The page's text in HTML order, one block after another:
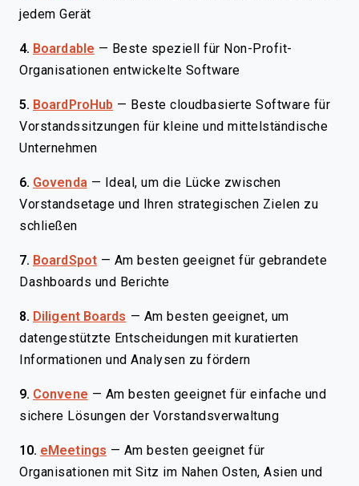
jedem Gerät
4. Boardable — Beste speziell für Non-Profit-
Organisationen entwickelte Software
5. BoardProHub — Beste cloudbasierte Software für
Vorstandssitzungen für kleine und mittelständische
Unternehmen
6. Govenda —
Ideal, um die Lücke zwischen
Vorstandsetage und Ihren strategischen Zielen zu
schließen
7. BoardSpot — Am besten geeignet für gebrandete
Dashboards und Berichte
8. Diligent Boards — Am besten geeignet, um
datengestützte Entscheidungen mit kuratierten
Informationen und Analysen zu fördern
9. Convene — Am besten geeignet für einfache und
sichere Lösungen der Vorstandsverwaltung
10. eMeetings — Am besten geeignet für
Organisationen mit Sitz im Nahen Osten, Asien und